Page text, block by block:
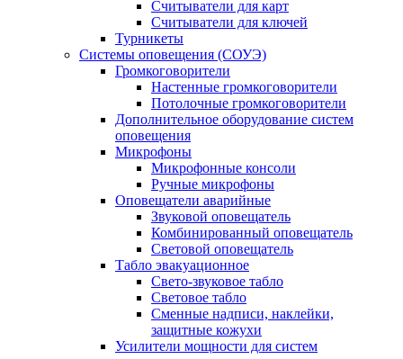
Считыватели для карт
Считыватели для ключей
Турникеты
Системы оповещения (СОУЭ)
Громкоговорители
Настенные громкоговорители
Потолочные громкоговорители
Дополнительное оборудование систем
оповещения
Микрофоны
Микрофонные консоли
Ручные микрофоны
Оповещатели аварийные
Звуковой оповещатель
Комбинированный оповещатель
Световой оповещатель
Табло эвакуационное
Свето-звуковое табло
Световое табло
Сменные надписи, наклейки,
защитные кожухи
Усилители мощности для систем